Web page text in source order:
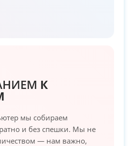
К
мы собираем
и без спешки. Мы не
— нам важно,